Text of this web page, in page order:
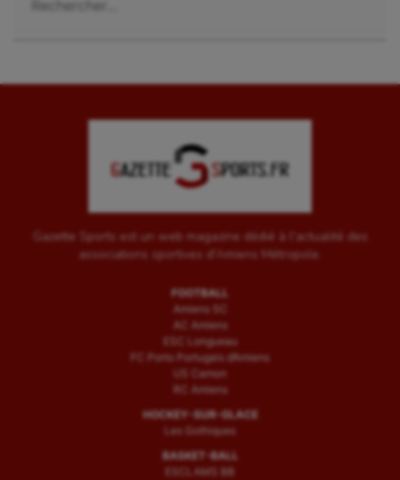
Tir
Triathlon
Ultimate frisbee
Water-polo
Gazette Sports est un web magazine dédié à l'actualité des
associations sportives d'Amiens Métropole.
FOOTBALL
Amiens SC
AC Amiens
ESC Longueau
FC Porto Portugais d’Amiens
US Camon
RC Amiens
HOCKEY-SUR-GLACE
Les Gothiques
BASKET-BALL
ESCLAMS BB